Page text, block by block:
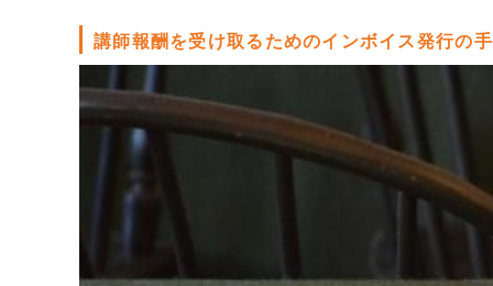
講師報酬を受け取るためのインボイス発行の